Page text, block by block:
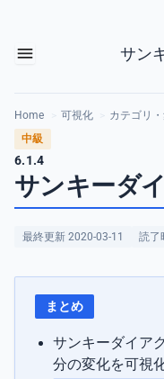
サン
Home 可視化 カテゴリ
中級
6.1.4
サンキーダ
最終更新 2020-03-11 読了
まとめ
サンキーダイア
分の変化を可視